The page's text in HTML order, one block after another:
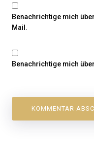
Benachrichtige mich
Mail.
Benachrichtige mich